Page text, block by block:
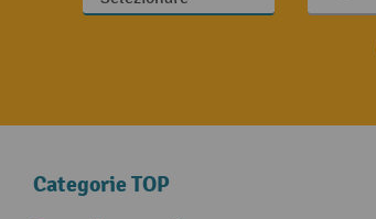
Categorie TOP